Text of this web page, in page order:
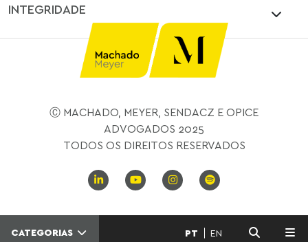
INTEGRIDADE
Ⓒ MACHADO, MEYER, SENDACZ E OPICE
ADVOGADOS 2025
TODOS OS DIREITOS RESERVADOS
CATEGORIAS PT EN